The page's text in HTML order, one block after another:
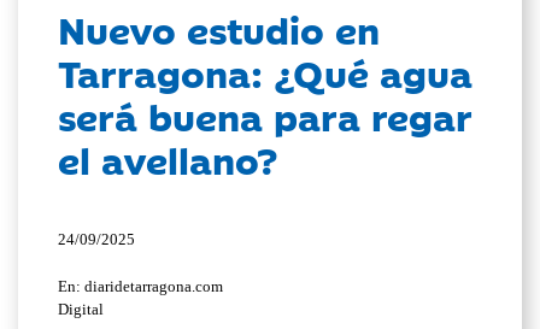
Nuevo estudio en
Tarragona: ¿Qué agua
será buena para regar
el avellano?
24/09/2025
En: diaridetarragona.com
Digital